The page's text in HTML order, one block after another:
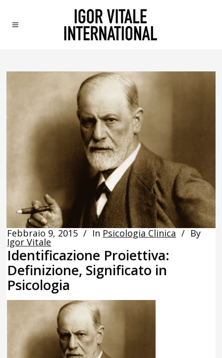
Febbraio 9, 2015 In Psicologia Clinica By
Igor Vitale
Identificazione Proiettiva:
Definizione, Significato in
Psicologia